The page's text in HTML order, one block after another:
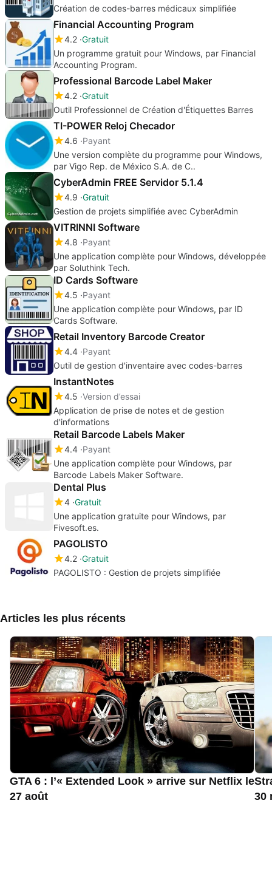
Création de codes-barres médicaux simplifiée
Financial Accounting Program
4.2 Gratuit
Un programme gratuit pour Windows, par Financial
Accounting Program.
Professional Barcode Label Maker
4.2 Gratuit
Outil Professionnel de Création d'Étiquettes Barres
TI-POWER Reloj Checador
4.6 Payant
Une version complète du programme pour Windows,
par Vigo Rep. de México S.A. de C..
CyberAdmin FREE Servidor 5.1.4
4.9 Gratuit
Gestion de projets simplifiée avec CyberAdmin
VITRINNI Software
4.8 Payant
Une application complète pour Windows, développée
par Soluthink Tech.
ID Cards Software
4.5 Payant
Une application complète pour Windows, par ID
Cards Software.
Retail Inventory Barcode Creator
4.4 Payant
Outil de gestion d'inventaire avec codes-barres
InstantNotes
4.5 Version d’essai
Application de prise de notes et de gestion
d'informations
Retail Barcode Labels Maker
4.4 Payant
Une application complète pour Windows, par
Barcode Labels Maker Software.
Dental Plus
4 Gratuit
Une application gratuite pour Windows, par
Fivesoft.es.
PAGOLISTO
4.2 Gratuit
PAGOLISTO : Gestion de projets simplifiée
Articles les plus récents
GTA 6 : l’« Extended Look » arrive sur Netflix le
27 août
30